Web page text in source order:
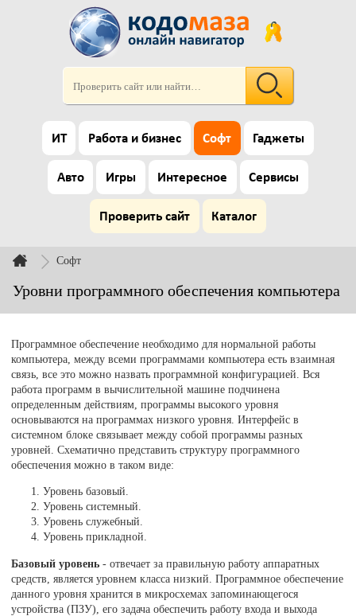
ИТ Работа и бизнес Софт Гаджеты
Авто Игры Интересное Сервисы
Проверить сайт Каталог
Софт
Уровни программного обеспечения компьютера
Программное обеспечение необходимо для нормальной работы
компьютера, между всеми программами компьютера есть взаимная
связь, все это можно назвать программной конфигурацией. Вся
работа программ в вычислительной машине подчинена
определенным действиям, программы высокого уровня
основываются на программах низкого уровня. Интерфейс в
системном блоке связывает между собой программы разных
уровней. Схематично представить структуру программного
обеспечения можно в таком виде:
Уровень базовый.
Уровень системный.
Уровень служебный.
Уровень прикладной.
Базовый уровень - отвечает за правильную работу аппаратных
средств, является уровнем класса низкий. Программное обеспечение
данного уровня хранится в микросхемах запоминающегося
устройства (ПЗУ), его задача обеспечить работу входа и выхода